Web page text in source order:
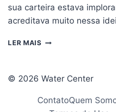
sua carteira estava
acreditava muito nessa
LER MAIS OPORTUNIDADE:
PERTO
VOCÊ
© 2026 Water Center
ContatoQuem